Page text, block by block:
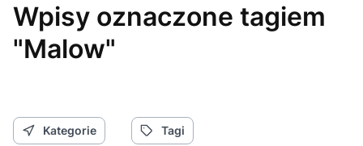
Wpisy oznaczone tagiem
"Malow"
Kategorie Tagi